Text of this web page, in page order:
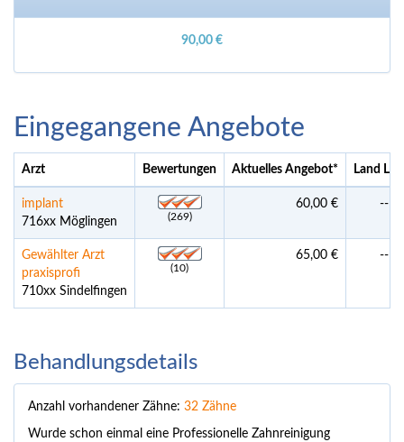
90,00 €
Eingegangene Angebote
Arzt Bewertungen Aktuelles Angebot* Land
implant
716xx Möglingen
(269)
60,00 € --
Gewählter Arzt
praxisprofi
710xx Sindelfingen
(10)
65,00 € --
Behandlungsdetails
Anzahl vorhandener Zähne: 32 Zähne
Wurde schon einmal eine Professionelle Zahnreinigung